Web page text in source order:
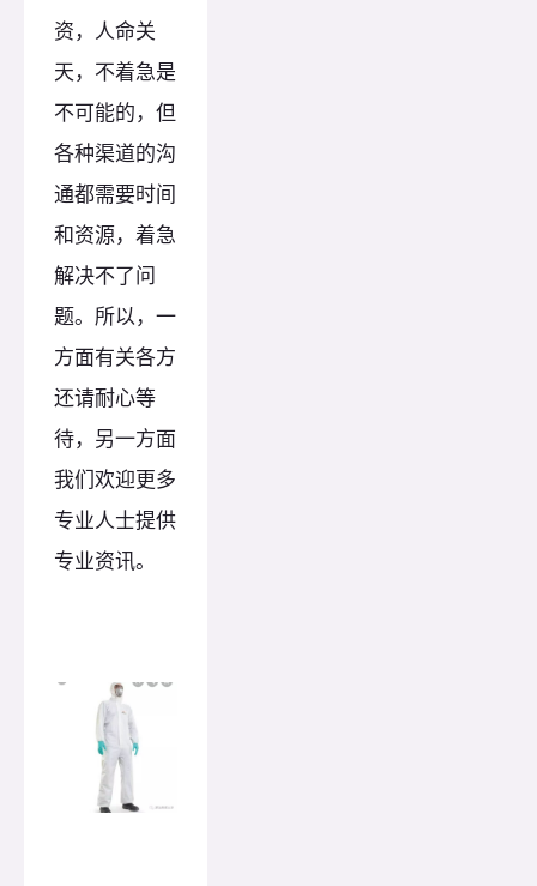
资，人命关
天，不着急是
不可能的，但
各种渠道的沟
通都需要时间
和资源，着急
解决不了问
题。所以，一
方面有关各方
还请耐心等
待，另一方面
我们欢迎更多
专业人士提供
专业资讯。